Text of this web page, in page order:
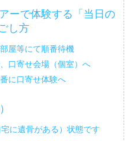
ーで体験する「当日の
し方
屋等にて順番待機
口寄せ会場（個室）へ
に口寄せ体験へ
に遺骨がある）状態です